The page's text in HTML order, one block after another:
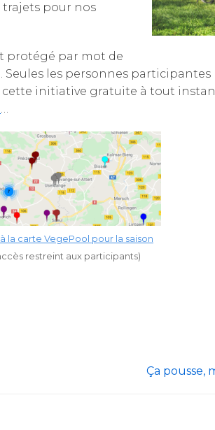
pour nos
protégé par mot de
Seules les personnes
cette initiative gratuite à tout
…
la carte VegePool pour la saison
restreint aux participants)
Ça pousse,